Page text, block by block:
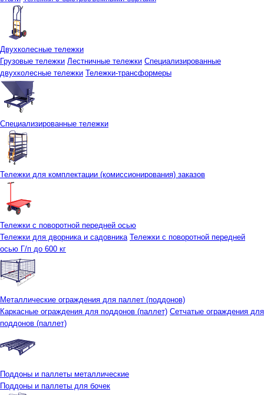
Двухколесные тележки
Грузовые тележки Лестничные тележки Специализированные
двухколесные тележки Тележки-трансформеры
Специализированные тележки
Тележки для комплектации (комиссионирования) заказов
Тележки с поворотной передней осью
Тележки для дворника и садовника Тележки с поворотной передней
осью Г/п до 600 кг
Металлические ограждения для паллет (поддонов)
Каркасные ограждения для поддонов (паллет) Сетчатые ограждения для
поддонов (паллет)
Поддоны и паллеты металлические
Поддоны и паллеты для бочек